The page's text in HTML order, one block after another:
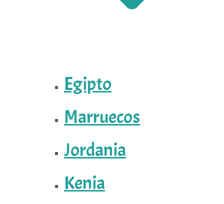
Egipto
Marruecos
Jordania
Kenia